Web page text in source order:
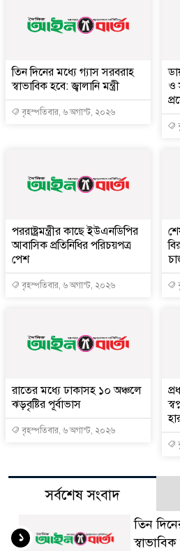
তিন দিনের মধ্যে গ্যাস সরবরাহ
স্বাভাবিক হবে: জ্বালানি মন্ত্রী
বৃহস্পতিবার, ৬ অগাস্ট, ২০২৬
ও
পররাষ্ট্রমন্ত্রীর কা‌ছে ইউএনডিপির
আবাসিক প্রতিনিধির পরিচয়পত্র
পেশ
বৃহস্পতিবার, ৬ অগাস্ট, ২০২৬
রাতের মধ্যে ঢাকাসহ ১০ অঞ্চলে
ঝড়বৃষ্টির পূর্বাভাস
বৃহস্পতিবার, ৬ অগাস্ট, ২০২৬
সর্বশেষ সংবাদ
তিন
স্বাভাবিক
১